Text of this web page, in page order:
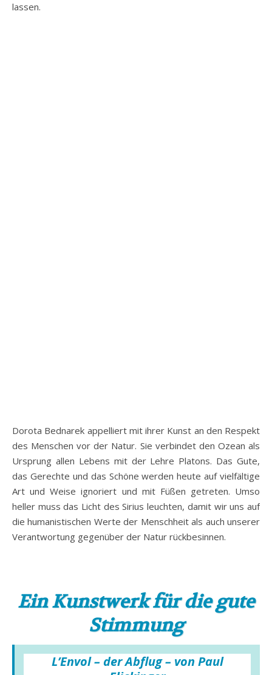
lassen.
Dorota Bednarek appelliert mit ihrer Kunst an den Respekt
des Menschen vor der Natur. Sie verbindet den Ozean als
Ursprung allen Lebens mit der Lehre Platons. Das Gute,
das Gerechte und das Schöne werden heute auf vielfältige
Art und Weise ignoriert und mit Füßen getreten. Umso
heller muss das Licht des Sirius leuchten, damit wir uns auf
die humanistischen Werte der Menschheit als auch unserer
Verantwortung gegenüber der Natur rückbesinnen.
Ein Kunstwerk für die gute
Stimmung
L’Envol – der Abflug – von Paul